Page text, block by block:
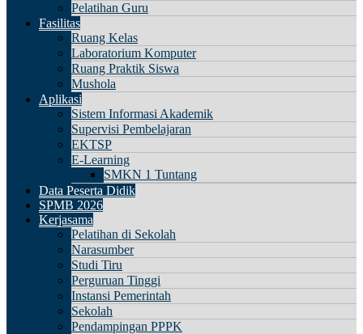
Pelatihan Guru
Fasilitas
Ruang Kelas
Laboratorium Komputer
Ruang Praktik Siswa
Mushola
Aplikasi
Sistem Informasi Akademik
Supervisi Pembelajaran
EKTSP
E-Learning
SMKN 1 Tuntang
Data Peserta Didik
SPMB 2026
Kerjasama
Pelatihan di Sekolah
Narasumber
Studi Tiru
Perguruan Tinggi
Instansi Pemerintah
Sekolah
Pendampingan PPPK